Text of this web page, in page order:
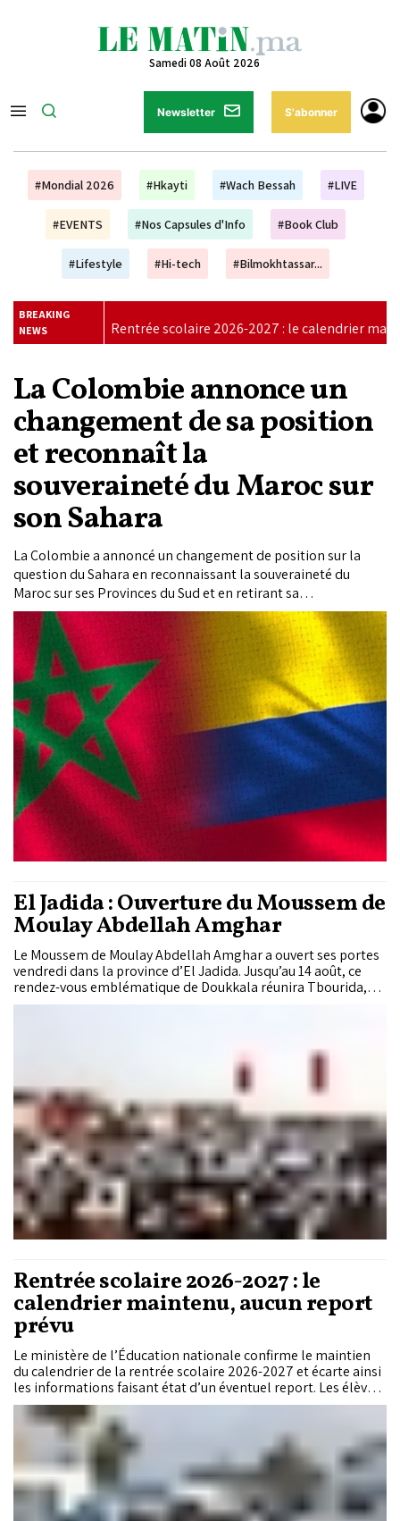
Samedi 08 Août 2026
Newsletter S'abonner
#Mondial 2026 #Hkayti #Wach Bessah #LIVE
#EVENTS #Nos Capsules d'Info #Book Club
#Lifestyle #Hi-tech #Bilmokhtassar...
BREAKING
NEWS
Rentrée scolaire 2026-2027 : le calendrier maintenu, aucun
La Colombie annonce un
changement de sa position
et reconnaît la
souveraineté du Maroc sur
son Sahara
La Colombie a annoncé un changement de position sur la
question du Sahara en reconnaissant la souveraineté du
Maroc sur ses Provinces du Sud et en retirant sa
reconnaissance de la « rasd ». Cette nouvelle orientation
marque un tournant dans les relations entre Rabat et
Bogota. Les deux pays entendent désormais renforcer leur
coopération à travers la mise en place d’un partenariat
stratégique.
El Jadida : Ouverture du Moussem de
Moulay Abdellah Amghar
Le Moussem de Moulay Abdellah Amghar a ouvert ses portes
vendredi dans la province d’El Jadida. Jusqu’au 14 août, ce
rendez-vous emblématique de Doukkala réunira Tbourida,
fauconnerie, activités religieuses et concerts, avec la
Rentrée scolaire 2026-2027 : le
calendrier maintenu, aucun report
prévu
Le ministère de l’Éducation nationale confirme le maintien
du calendrier de la rentrée scolaire 2026-2027 et écarte ainsi
les informations faisant état d’un éventuel report. Les élèves
seront accueillis progressivement à partir du 3 septembre
selon leur niveau, avant le démarrage effectif et obligatoire
des cours le 7 septembre dans l’ensemble des
établissements.